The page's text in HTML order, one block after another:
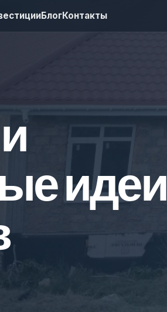
БлогКонтакты
идеи